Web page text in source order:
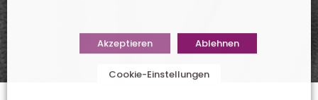
Akzeptieren Ablehnen
Cookie-Einstellungen